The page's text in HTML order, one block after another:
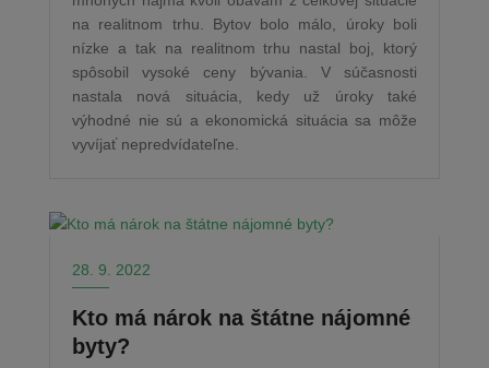
na realitnom trhu. Bytov bolo málo, úroky boli
nízke a tak na realitnom trhu nastal boj, ktorý
spôsobil vysoké ceny bývania. V súčasnosti
nastala nová situácia, kedy už úroky také
výhodné nie sú a ekonomická situácia sa môže
vyvíjať nepredvídateľne.
28. 9. 2022
Kto má nárok na štátne nájomné
byty?